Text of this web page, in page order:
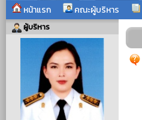
หน้าแรก คณะผู้บริหาร
ผู้บริหาร